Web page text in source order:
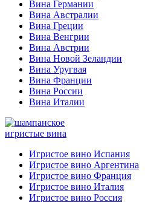
Вина Германии
Вина Австралии
Вина Греции
Вина Венгрии
Вина Австрии
Вина Новой Зеландии
Вина Уругвая
Вина Франции
Вина России
Вина Италии
игристые вина
Игристое вино Испания
Игристое вино Аргентина
Игристое вино Франция
Игристое вино Италия
Игристое вино Россия